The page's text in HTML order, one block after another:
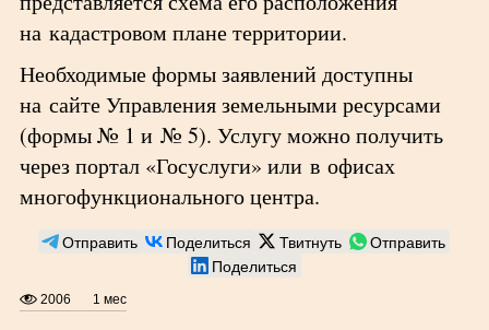
на кадастровом плане территории.
Необходимые формы заявлений доступны
на сайте Управления земельными ресурсами
(формы № 1 и № 5). Услугу можно получить
через портал «Госуслуги» или в офисах
многофункционального центра.
Отправить Поделиться Твитнуть
Отправить
Поделиться
2006 1 мес